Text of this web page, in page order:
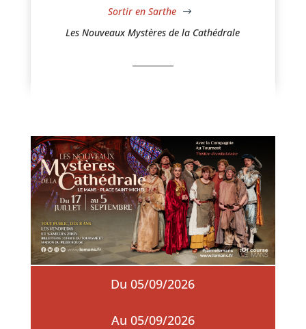
Sortir en Sarthe $
Les Nouveaux Mystères de la Cathédrale
Du 05/09/2026
Au 05/09/2026